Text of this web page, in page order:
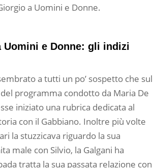
a Uomini e Donne.
Uomini e Donne: gli indizi
a tutti un po’ sospetto che sul
programma condotto da Maria De
iniziato una rubrica dedicata al
con il Gabbiano. Inoltre più volte
la stuzzicava riguardo la sua
male con Silvio, la Galgani ha
tratta la sua passata relazione con